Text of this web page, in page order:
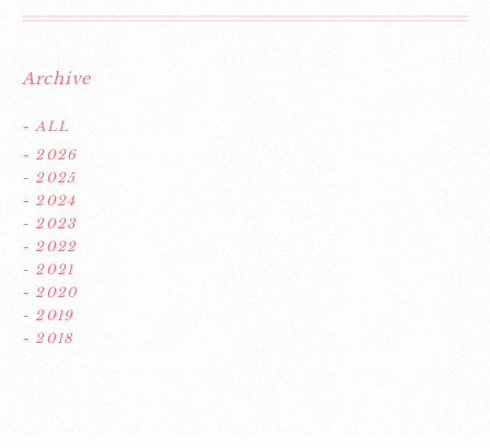
Archive
- ALL
- 2026
- 2025
- 2024
- 2023
- 2022
- 2021
- 2020
- 2019
- 2018